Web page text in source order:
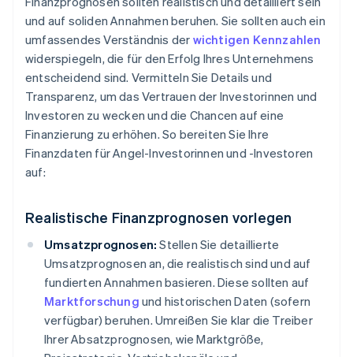
und auf soliden Annahmen beruhen. Sie sollten auch ein
umfassendes Verständnis der wichtigen Kennzahlen
widerspiegeln, die für den Erfolg Ihres Unternehmens
entscheidend sind. Vermitteln Sie Details und
Transparenz, um das Vertrauen der Investorinnen und
Investoren zu wecken und die Chancen auf eine
Finanzierung zu erhöhen. So bereiten Sie Ihre
Finanzdaten für Angel-Investorinnen und -Investoren
auf:
Realistische Finanzprognosen vorlegen
Umsatzprognosen: Stellen Sie detaillierte
Umsatzprognosen an, die realistisch sind und auf
fundierten Annahmen basieren. Diese sollten auf
Marktforschung und historischen Daten (sofern
verfügbar) beruhen. Umreißen Sie klar die Treiber
Ihrer Absatzprognosen, wie Marktgröße,